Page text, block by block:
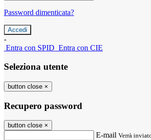
Password dimenticata?
-
Entra con SPID Entra con CIE
Seleziona utente
button close ×
Recupero password
button close ×
E-mail Verrà